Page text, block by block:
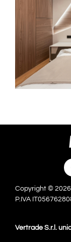
Copyright © 2026
P.IVA
Vertrade S.r.l.